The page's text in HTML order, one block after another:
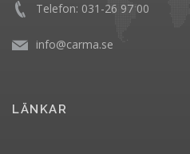
Telefon: 031-26 97 00
info@carma.se
LÄNKAR